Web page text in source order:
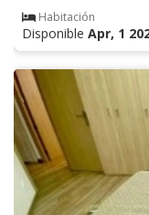
Habitación
Disponible Apr, 1